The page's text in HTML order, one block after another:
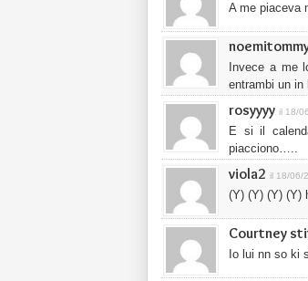
A me piaceva
Invece a me
entrambi un in
rosyyyy il 18/
E si il
piacciono…..
viola2 il 18/06/
(Y) (Y) (Y) (Y)
Courtney
Io lui nn so ki